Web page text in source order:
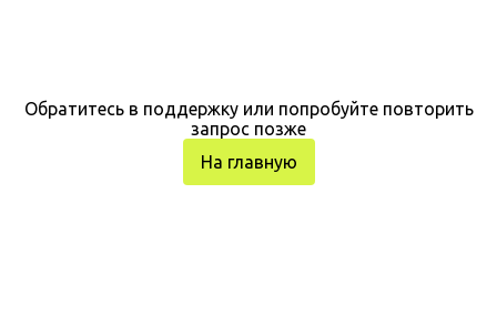
Обратитесь в поддержку или попробуйте повторить
запрос позже
На главную